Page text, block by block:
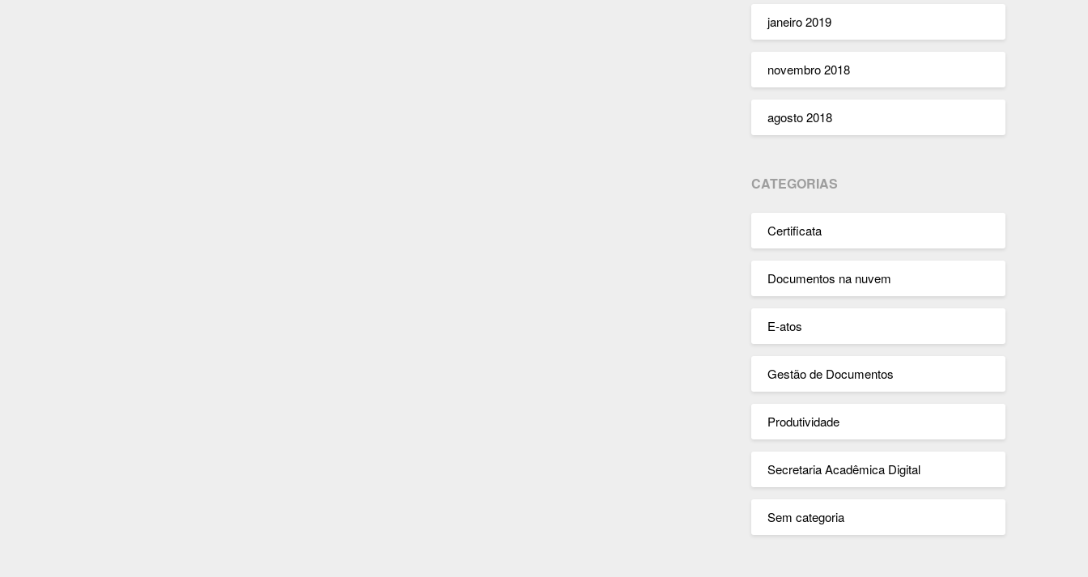
janeiro 2019
novembro 2018
agosto 2018
CATEGORIAS
Certificata
Documentos na nuvem
E-atos
Gestão de Documentos
Produtividade
Secretaria Acadêmica Digital
Sem categoria